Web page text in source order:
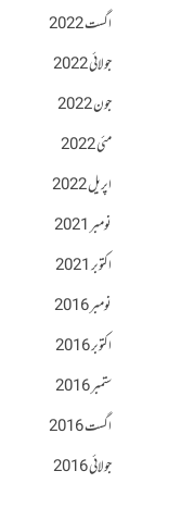
اگست 2022
جولائی 2022
جون 2022
مئی 2022
اپریل 2022
نومبر 2021
اکتوبر 2021
نومبر 2016
اکتوبر 2016
ستمبر 2016
اگست 2016
جولائی 2016